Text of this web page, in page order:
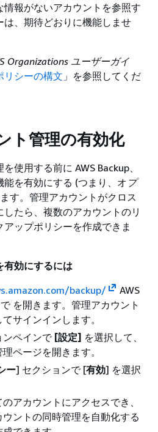
情報がないアカウントを参照す
は、期待どおりに機能しませ
Organizations ユーザーガイ
リシーの構文 」を参照してくだ
ト管理の有効化
使用する前に AWS Backup、
を有効にする (つまり、オ プ
す。管理アカウントがクロス
たら、複数のアカウントのリ
ップポリシーを作成できま
有効にするには
backup/
AWS
を開きます。管理アカウント
サインインします。
ンペインで [設定] を選択して、
ページを開きます。
ー] セクションで [有効] を選択
アカウントにアクセスでき、
ントの同時管理を自動化する